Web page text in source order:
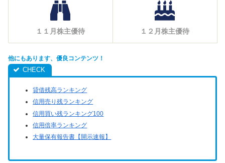
１１月株主優待 １２月株主優待
他にもあります、優良コンテンツ！
貸借残高ランキング
信用売り残ランキング
信用買い残ランキング100
信用倍率ランキング
大量保有報告書【開示速報】